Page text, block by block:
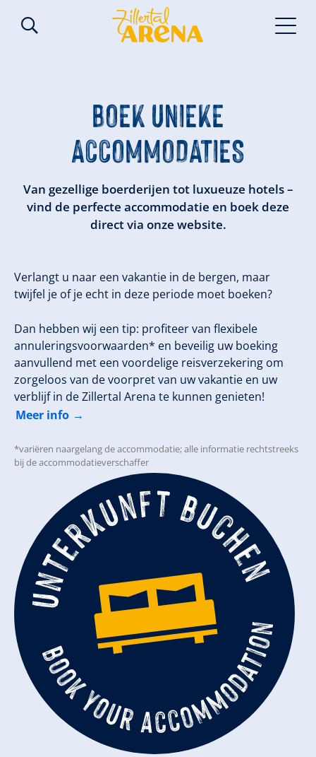
BOEK UNIEKE
ACCOMMODATIES
Van gezellige boerderijen tot luxueuze hotels –
vind de perfecte accommodatie en boek deze
direct via onze website.
Verlangt u naar een vakantie in de bergen, maar
twijfel je of je echt in deze periode moet boeken?
Dan hebben wij een tip: profiteer van flexibele
annuleringsvoorwaarden* en beveilig uw boeking
aanvullend met een voordelige reisverzekering om
zorgeloos van de voorpret van uw vakantie en uw
verblijf in de Zillertal Arena te kunnen genieten!
Meer info
*variëren naargelang de accommodatie; alle informatie rechtstreeks
bij de accommodatieverschaffer